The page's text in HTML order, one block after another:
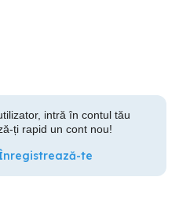
intră în contul tău
ți rapid un cont nou!
te